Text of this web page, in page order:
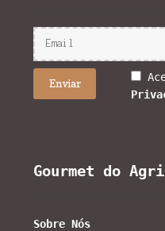
Gourmet do
Sobre Nós